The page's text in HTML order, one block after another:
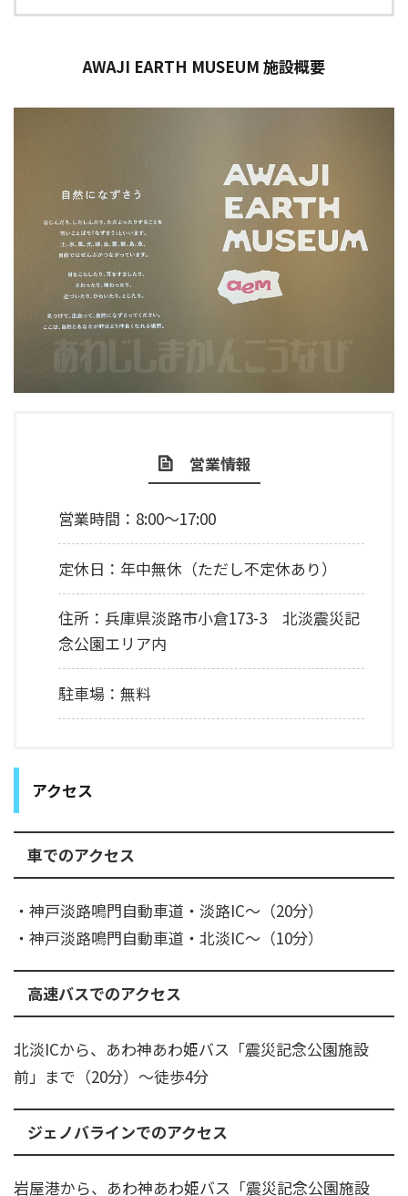
AWAJI EARTH MUSEUM 施設概要
営業情報
営業時間：8:00～17:00
定休日：年中無休（ただし不定休あり）
住所：兵庫県淡路市小倉173-3 北淡震災記
念公園エリア内
駐車場：無料
アクセス
車でのアクセス
・神戸淡路鳴門自動車道・淡路IC～（20分）
・神戸淡路鳴門自動車道・北淡IC～（10分）
高速バスでのアクセス
北淡ICから、あわ神あわ姫バス「震災記念公園施設
前」まで（20分）～徒歩4分
ジェノバラインでのアクセス
岩屋港から、あわ神あわ姫バス「震災記念公園施設